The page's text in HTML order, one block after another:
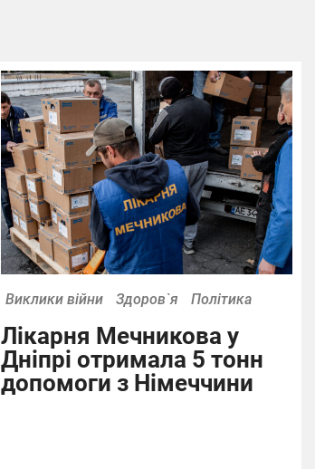
Виклики війни Здоров`я Політика
Лікарня Мечникова у
Дніпрі отримала 5 тонн
допомоги з Німеччини